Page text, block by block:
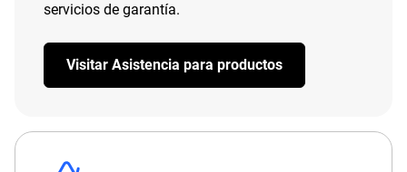
servicios de garantía.
Visitar Asistencia para productos